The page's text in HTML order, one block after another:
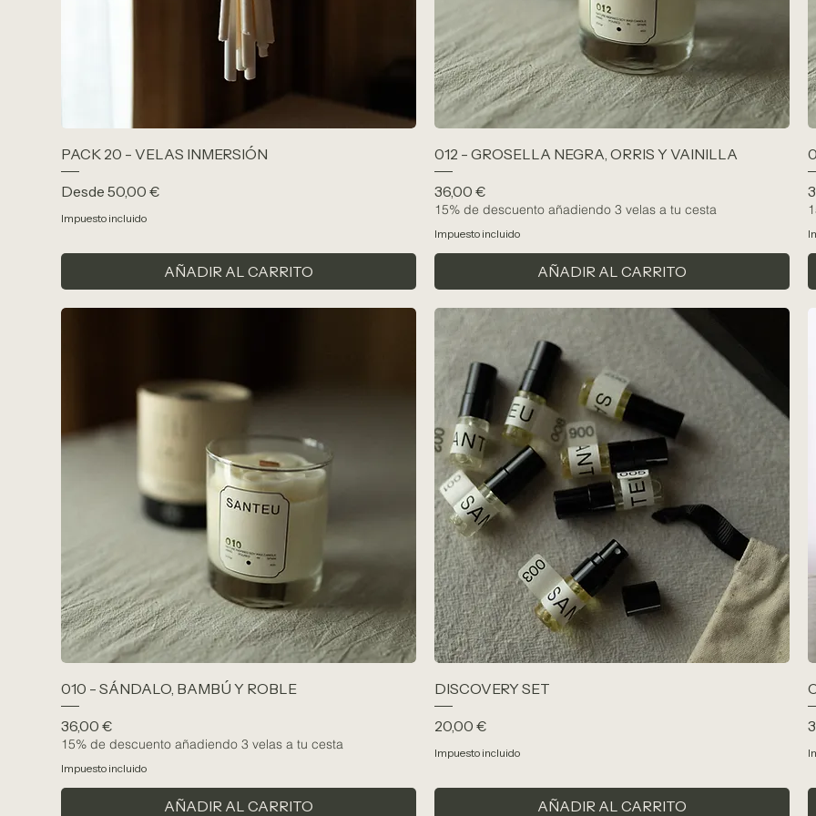
PACK 20 - VELAS INMERSIÓN
Desde50,00 €
Precio de oferta
Impuesto incluido
AÑADIR AL CARRITO
012 - GROSELLA NEGRA, ORRIS Y VAINILLA
Precio
36,00 €
15% de descuento añadiendo 3 velas a tu cesta
Impuesto incluido
AÑADIR AL CARRITO
010 - SÁNDALO, BAMBÚ Y ROBLE
Precio
36,00 €
15% de descuento añadiendo 3 velas a tu cesta
Impuesto incluido
AÑADIR AL CARRITO
DISCOVERY SET
Precio
20,00 €
Impuesto incluido
AÑADIR AL CARRITO